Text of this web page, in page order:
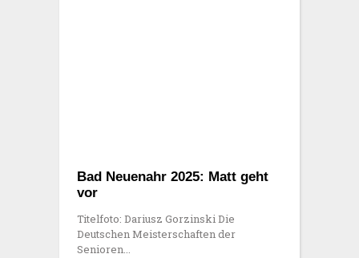
Bad Neuenahr 2025: Matt geht
vor
Titelfoto: Dariusz Gorzinski Die
Deutschen Meisterschaften der
Senioren